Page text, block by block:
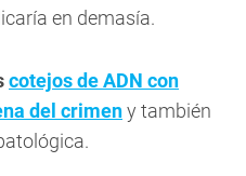
en demasía.
cotejos de ADN con
del crimeny también